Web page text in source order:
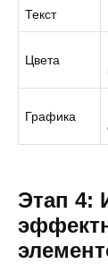
Текст
Цвета
Графика
Этап 4: